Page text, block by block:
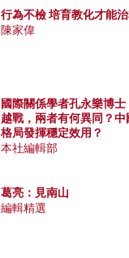
行為不檢 培育教化才能
陳家偉
國際關係學者孔永樂博
越戰，兩者有何異同？
格局發揮穩定效用？
本社編輯部
葛亮：見南山
編輯精選